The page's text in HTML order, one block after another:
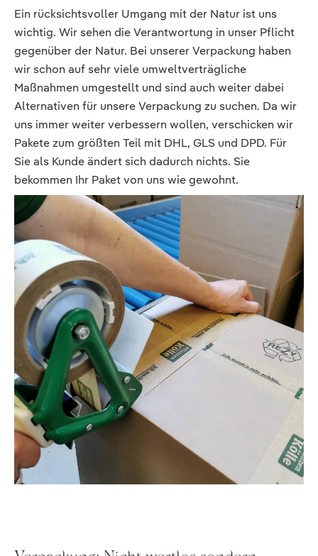
Ein rücksichtsvoller Umgang mit der Natur ist uns
wichtig. Wir sehen die Verantwortung in unser Pflicht
gegenüber der Natur. Bei unserer Verpackung haben
wir schon auf sehr viele umweltverträgliche
Maßnahmen umgestellt und sind auch weiter dabei
Alternativen für unsere Verpackung zu suchen. Da wir
uns immer weiter verbessern wollen, verschicken wir
Pakete zum größten Teil mit DHL, GLS und DPD. Für
Sie als Kunde ändert sich dadurch nichts. Sie
bekommen Ihr Paket von uns wie gewohnt.